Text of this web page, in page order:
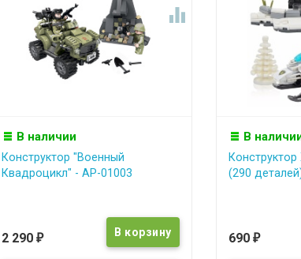

В наличии
Конструктор "Военный
Квадроцикл" - АР-01003
2 290 ₽
В
(290
690 ₽